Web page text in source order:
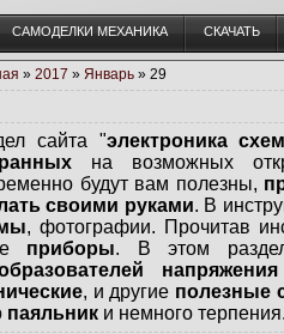
CАМОДЕЛКИ МЕХАНИКА СКАЧАТЬ
» 2017 » Январь » 29
сайта "электроника
на возможных
будут вам полезны,
своими руками. В
, фотографии. Прочитав
приборы. В этом
, и другие полезные
паяльник и немного терпения.